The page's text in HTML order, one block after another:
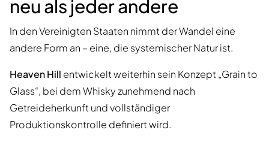
neu als jeder andere
In den Vereinigten Staaten nimmt der Wandel eine
andere Form an – eine, die systemischer Natur ist.
Heaven Hill entwickelt weiterhin sein Konzept „Grain to
Glass“, bei dem Whisky zunehmend nach
Getreideherkunft und vollständiger
Produktionskontrolle definiert wird.